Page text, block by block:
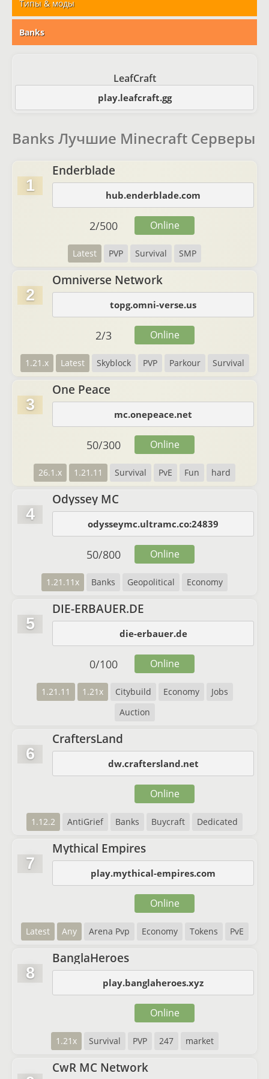
Типы & моды
Banks
LeafCraft
play.leafcraft.gg
Banks Лучшие Minecraft Серверы
1
Enderblade
hub.enderblade.com
Latest PVP Survival SMP
2/500 Online
2
Omniverse Network
topg.omni-verse.us
1.21.x Latest Skyblock PVP Parkour Survival
2/3 Online
3
One Peace
mc.onepeace.net
26.1.x 1.21.11 Survival PvE Fun hard
50/300 Online
4
Odyssey MC
odysseymc.ultramc.co:24839
1.21.11x Banks Geopolitical Economy
50/800 Online
5
DIE-ERBAUER.DE
die-erbauer.de
1.21.11 1.21x Citybuild Economy
Jobs
Auction
0/100 Online
6
CraftersLand
dw.craftersland.net
1.12.2 AntiGrief Banks Buycraft Dedicated
Online
7
Mythical Empires
play.mythical-empires.com
Latest Any Arena Pvp Economy Tokens PvE
Online
8
BanglaHeroes
play.banglaheroes.xyz
1.21x Survival PVP 247 market
Online
CwR MC Network